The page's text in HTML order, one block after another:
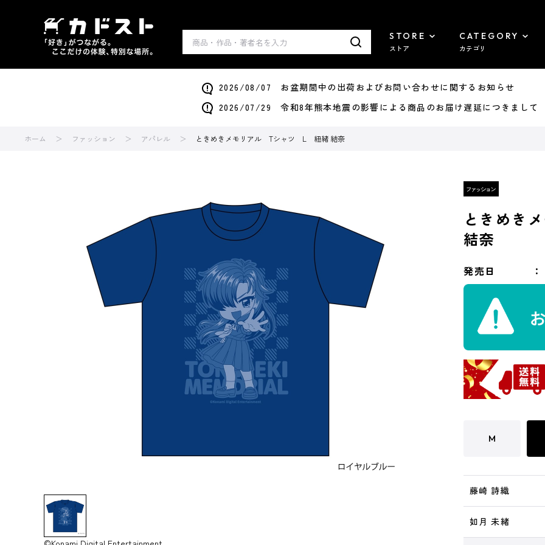
STORE
ストア
CATEGORY
カテゴリ
2026/08/07 お盆期間中の出荷およびお問い合わせに関するお知らせ
2026/07/29 令和8年熊本地震の影響による商品のお届け遅延につきまして
ホーム ファッション アパレル ときめきメモリアル Tシャツ L 紐緒 結奈
ときめき
結奈
発売日
M
藤崎 詩織
如月 未緒